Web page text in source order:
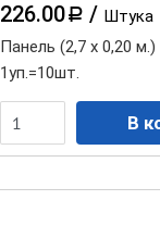
226.00 a / Штука
Панель (2,7 х 0,20
1уп.=10шт.